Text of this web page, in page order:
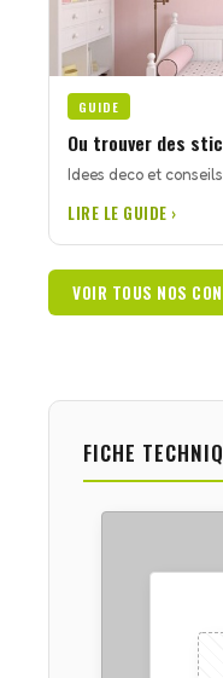
GUIDE
Ou trouver des
Idees deco et
LIRE LE GUIDE ›
VOIR TOUS NOS
FICHE